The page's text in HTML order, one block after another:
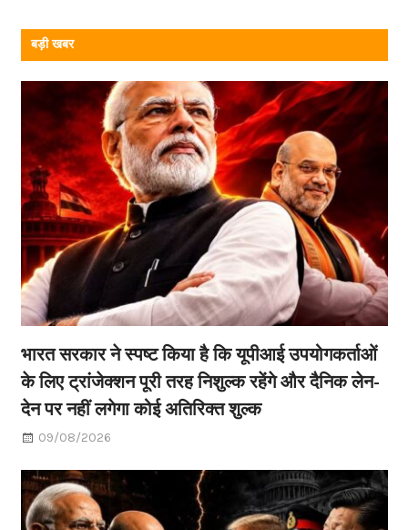
बड़ी खबर
भारत सरकार ने स्पष्ट किया है कि यूपीआई उपयोगकर्ताओं
के लिए ट्रांजेक्शन पूरी तरह निशुल्क रहेंगे और दैनिक लेन-
देन पर नहीं लगेगा कोई अतिरिक्त शुल्क
09/08/2026